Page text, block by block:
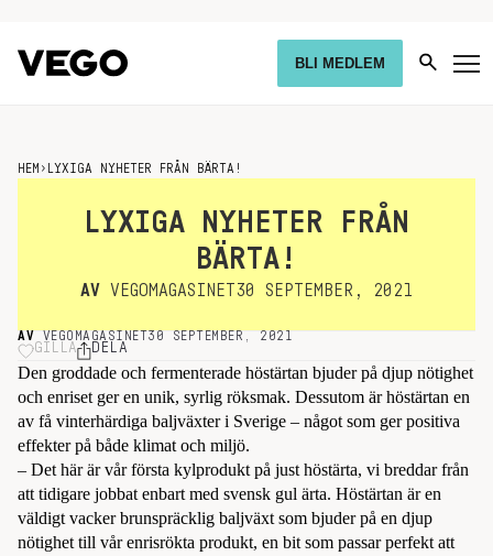
BLI MEDLEM
HEM › LYXIGA NYHETER FRÅN BÄRTA!
LYXIGA NYHETER FRÅN
BÄRTA!
AV VEGOMAGASINET 30 SEPTEMBER, 2021
AV VEGOMAGASINET30 SEPTEMBER, 2021
GILLA DELA
Den groddade och fermenterade höstärtan bjuder på djup nötighet
och enriset ger en unik, syrlig röksmak. Dessutom är höstärtan en
av få vinterhärdiga baljväxter i Sverige – något som ger positiva
effekter på både klimat och miljö.
– Det här är vår första kylprodukt på just höstärta, vi breddar från
att tidigare jobbat enbart med svensk gul ärta. Höstärtan är en
väldigt vacker brunspräcklig baljväxt som bjuder på en djup
nötighet till vår enrisrökta produkt, en bit som passar perfekt att